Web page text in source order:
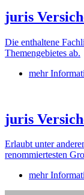
juris
Die enthaltene
Themengebietes ab.
mehr
juris
Erlaubt unter
renommiertesten
mehr